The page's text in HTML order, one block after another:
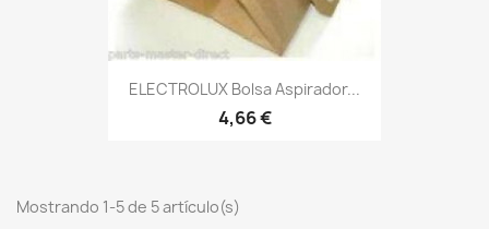
ELECTROLUX Bolsa Aspirador...
4,66 €
Mostrando 1-5 de 5 artículo(s)